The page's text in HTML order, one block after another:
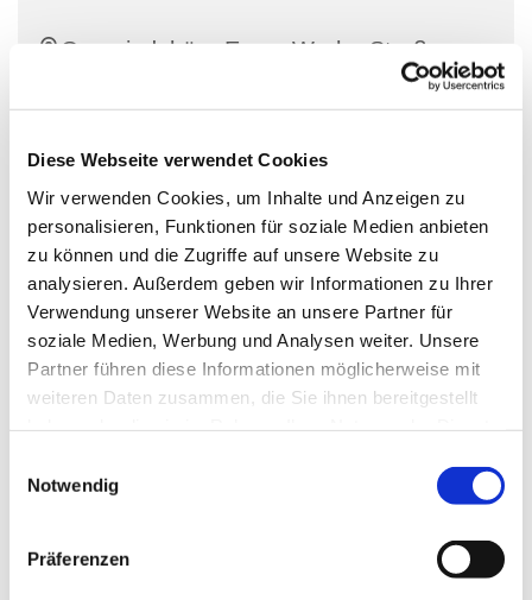
Diese Webseite verwendet Cookies
Wir verwenden Cookies, um Inhalte und Anzeigen zu
personalisieren, Funktionen für soziale Medien anbieten
zu können und die Zugriffe auf unsere Website zu
analysieren. Außerdem geben wir Informationen zu Ihrer
Verwendung unserer Website an unsere Partner für
soziale Medien, Werbung und Analysen weiter. Unsere
Partner führen diese Informationen möglicherweise mit
weiteren Daten zusammen, die Sie ihnen bereitgestellt
Notwendig
Präferenzen
Gemeindebüro Ense, Werler Straße